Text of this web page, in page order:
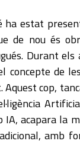
ha estat
de nou és
Durant els
concepte de
cop,
acapara la
amb